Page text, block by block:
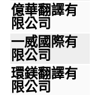
億華翻譯有
限公司
一威國際有
限公司
環鎂翻譯有
限公司